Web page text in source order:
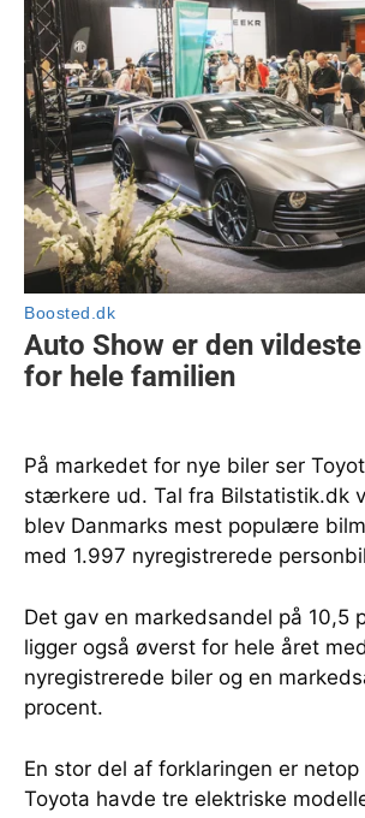
På markedet for nye biler ser
stærkere ud. Tal fra Bilstatistik.dk
blev Danmarks mest populære
med 1.997 nyregistrerede
Det gav en markedsandel på 10,5
ligger også øverst for hele året
nyregistrerede biler og en
procent.
En stor del af forklaringen er netop
Toyota havde tre elektriske